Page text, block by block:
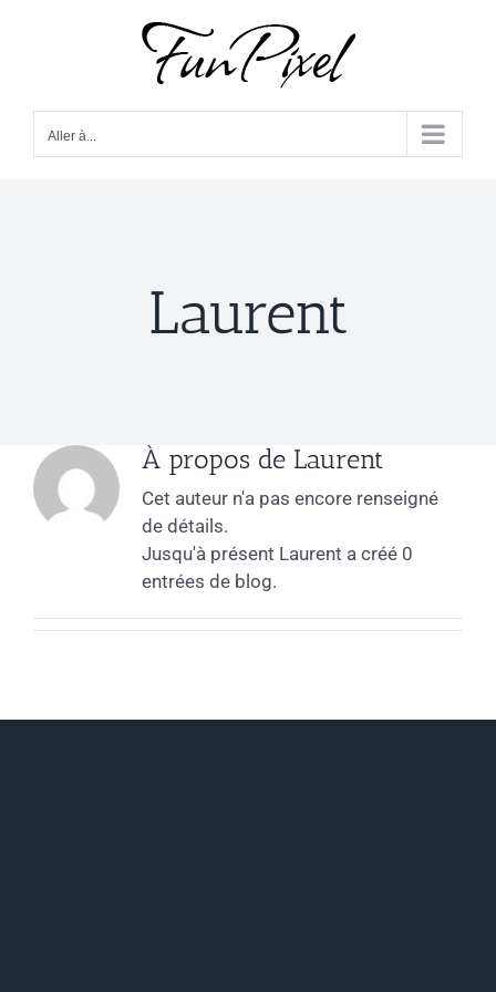
Aller à...
Laurent
À propos de Laurent
Cet auteur n'a pas encore renseigné
de détails.
Jusqu'à présent Laurent a créé 0
entrées de blog.